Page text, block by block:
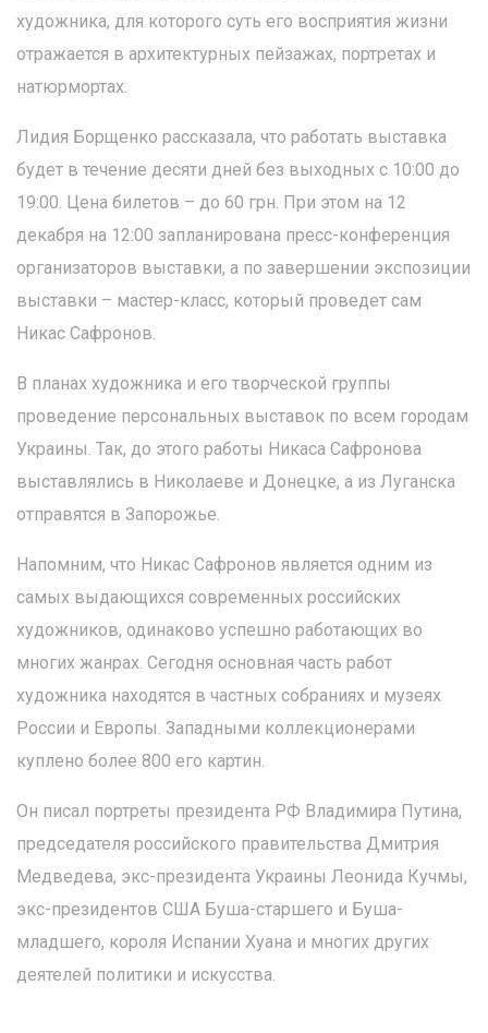
художника, для которого суть его восприятия жизни
отражается в архитектурных пейзажах, портретах и
натюрмортах.
Лидия Борщенко рассказала, что работать выставка
будет в течение десяти дней без выходных с 10:00 до
19:00. Цена билетов – до 60 грн. При этом на 12
декабря на 12:00 запланирована пресс-конференция
организаторов выставки, а по завершении экспозиции
выставки – мастер-класс, который проведет сам
Никас Сафронов.
В планах художника и его творческой группы
проведение персональных выставок по всем городам
Украины. Так, до этого работы Никаса Сафронова
выставлялись в Николаеве и Донецке, а из Луганска
отправятся в Запорожье.
Напомним, что Никас Сафронов является одним из
самых выдающихся современных российских
художников, одинаково успешно работающих во
многих жанрах. Сегодня основная часть работ
художника находятся в частных собраниях и музеях
России и Европы. Западными коллекционерами
куплено более 800 его картин.
Он писал портреты президента РФ Владимира Путина,
председателя российского правительства Дмитрия
Медведева, экс-президента Украины Леонида Кучмы,
экс-президентов США Буша-старшего и Буша-
младшего, короля Испании Хуана и многих других
деятелей политики и искусства.